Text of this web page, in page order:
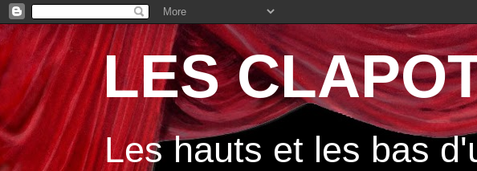
LES
Les hauts et les bas